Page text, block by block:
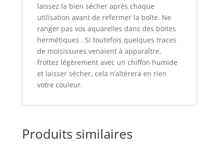
laissez la bien sécher après chaque
utilisation avant de refermer la boîte. Ne
ranger pas vos aquarelles dans des boites
hermétiques . Si toutefois quelques traces
de moisissures venaient à apparaître,
frottez légèrement avec un chiffon humide
et laisser sécher, cela n’altérera en rien
votre couleur.
Produits similaires